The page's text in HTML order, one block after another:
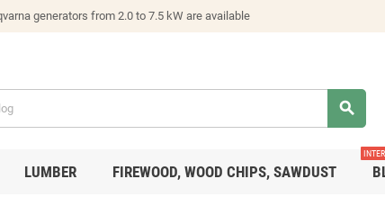
generators from 2.0 to 7.5 kW are available
search
LUMBER FIREWOOD, WOOD CHIPS, SAWDUST